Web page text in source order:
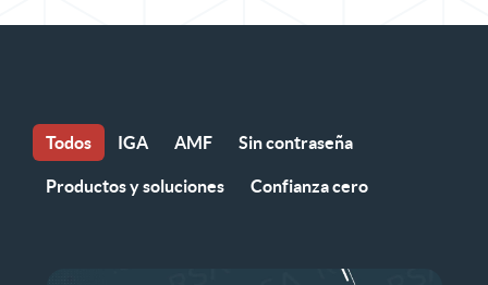
Todos IGA AMF Sin contraseña
Productos y soluciones Confianza cero